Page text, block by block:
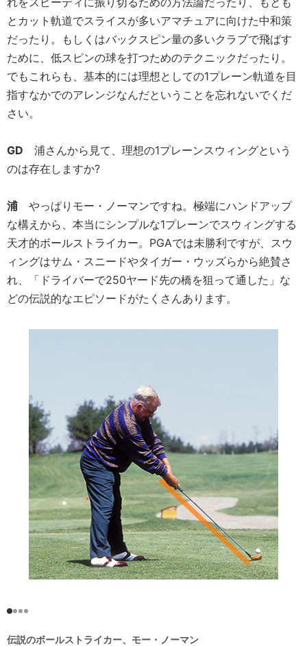
とカット軌道でスライスが多いアマチュアに向けた中和策
だったり。もしくはバックスピン量の多いクラブで飛ばす
ために、低スピンの球を打つためのテクニックだったり。
でもこれらも、基本的には理想としての1プレーン軌道を目
指すなかでのアレンジなんだということを忘れないでくだ
さい。
GD 浦さんから見て、理想の1プレーンスウィングという
のは存在しますか?
浦 やっぱりモー・ノーマンですね。極端にハンドアップ
な構えから、本当にシンプルな1プレーンでスウィングする
天才的ボールストライカー。PGAでは未勝利ですが、スウ
ィングはサム・スニードやタイガー・ウッズらから絶賛さ
れ、「ドライバーで250ヤード先の橋を狙って通した」な
どの伝説的なエピソードがたくさんあります。
伝説のボールストライカー、モー・ノーマン